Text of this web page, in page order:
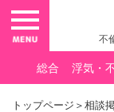
toggle
不
総合 浮気・
トップページ ＞相談